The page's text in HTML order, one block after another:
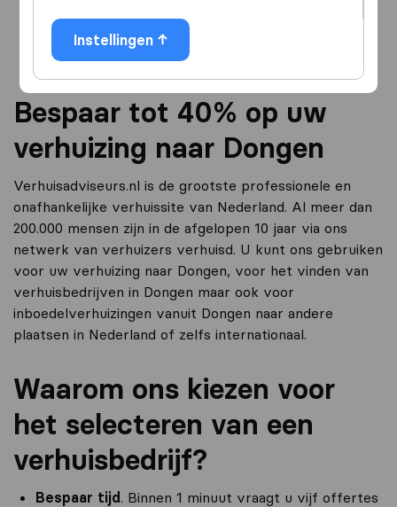
Instellingen Ga verder
Bespaar tot 40% op uw
verhuizing naar Dongen
Verhuisadviseurs.nl is de grootste professionele en
onafhankelijke verhuissite van Nederland. Al meer dan
200.000 mensen zijn in de afgelopen 10 jaar via ons
netwerk van verhuizers verhuisd. U kunt ons gebruiken
voor uw verhuizing naar Dongen, voor het vinden van
verhuisbedrijven in Dongen maar ook voor
inboedelverhuizingen vanuit Dongen naar andere
plaatsen in Nederland of zelfs internationaal.
Waarom ons kiezen voor
het selecteren van een
verhuisbedrijf?
Bespaar tijd . Binnen 1 minuut vraagt u vijf offertes